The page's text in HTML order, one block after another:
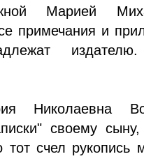
Марией
примечания и
Николаевна
своему
тот счел рукопись